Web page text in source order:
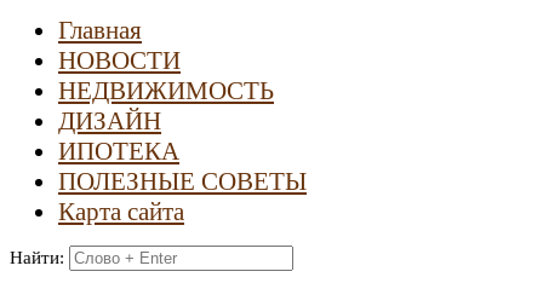
Главная
НОВОСТИ
НЕДВИЖИМОСТЬ
ДИЗАЙН
ИПОТЕКА
ПОЛЕЗНЫЕ СОВЕТЫ
Карта сайта
Найти: